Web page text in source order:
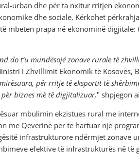
urban dhe për ta nxitur rritjen
dhe sociale. Kërkohet
mbeten prapa në ekonominë
do t’u mundësojë zonave rurale të
i Zhvillimit Ekonomik të Kosovës,
për rritje të eksportit të
biznes më të digjitalizuar," shpjegon
mbulimin ekzistues rural me
me Qeverinë për të hartuar një
infrastrukturore ndërmjet zonave
efektive të infrastrukturës në të